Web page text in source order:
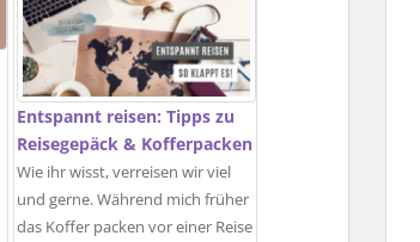
Entspannt reisen: Tipps zu
Reisegepäck & Kofferpacken
Wie ihr wisst, verreisen wir viel
und gerne. Während mich früher
das Koffer packen vor einer Reise